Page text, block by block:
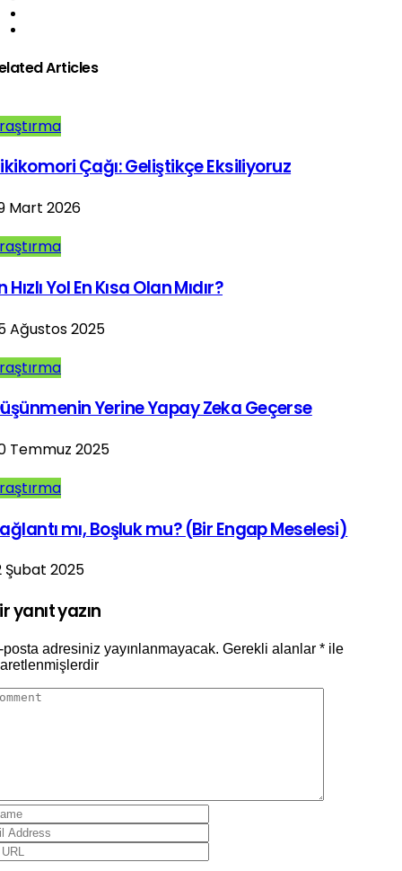
Articles
Çağı: Geliştikçe Eksiliyoruz
Mart 2026
Hızlı Yol En Kısa Olan Mıdır?
Ağustos 2025
Yerine Yapay Zeka Geçerse
Temmuz 2025
mı, Boşluk mu? (Bir Engap Meselesi)
Şubat 2025
yanıt yazın
posta adresiniz yayınlanmayacak. Gerekli alanlar * ile